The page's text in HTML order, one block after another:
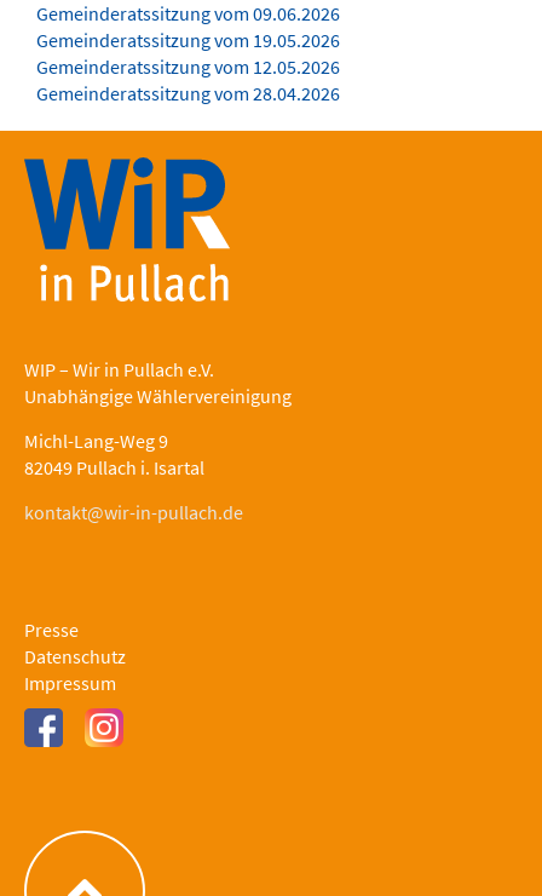
Gemeinderatssitzung vom 09.06.2026
Gemeinderatssitzung vom 19.05.2026
Gemeinderatssitzung vom 12.05.2026
Gemeinderatssitzung vom 28.04.2026
WIP – Wir in Pullach e.V.
Unabhängige Wählervereinigung
Michl-Lang-Weg 9
82049 Pullach i. Isartal
kontakt@wir-in-pullach.de
Presse
Datenschutz
Impressum